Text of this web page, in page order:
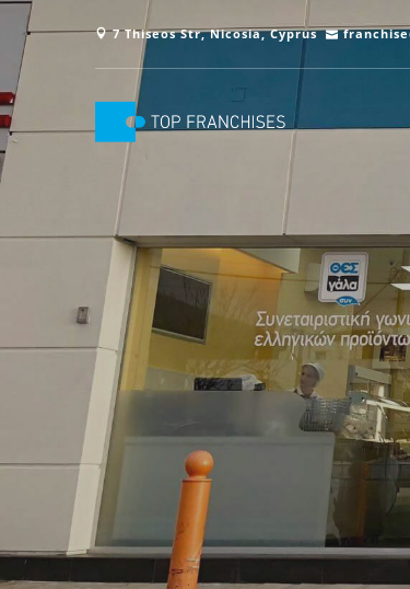
7 Thiseos Str, Nicosia, Cyprus